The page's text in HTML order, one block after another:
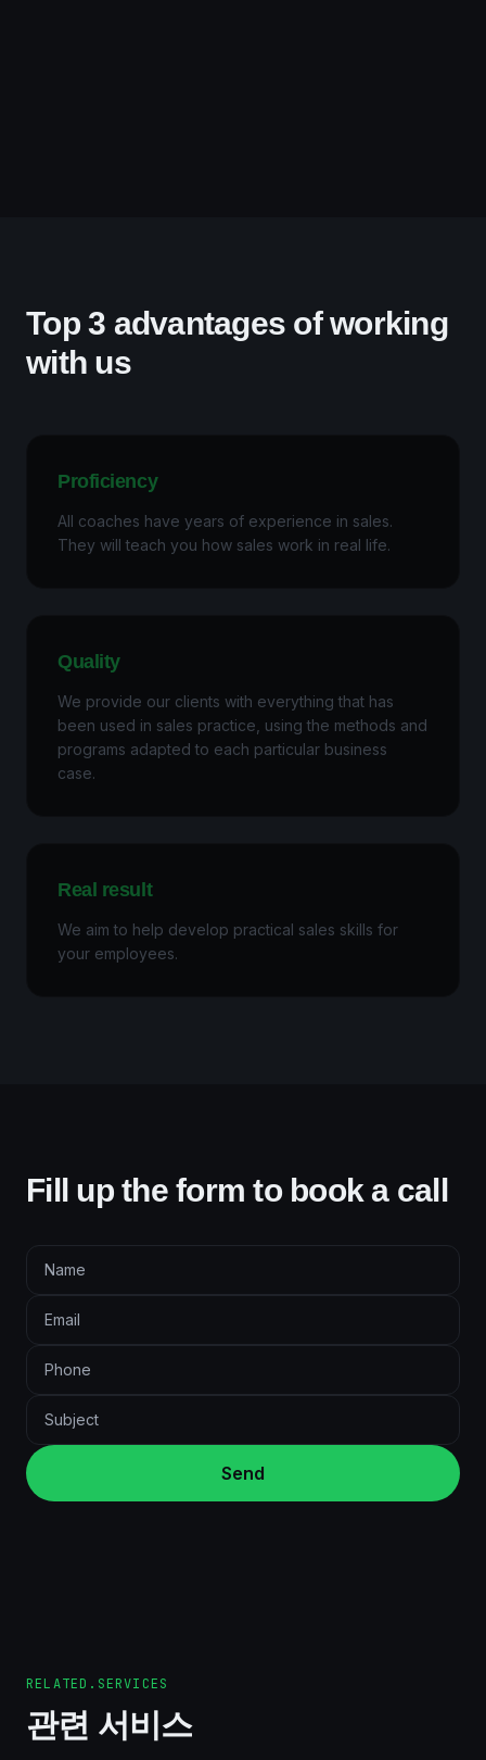
Top 3 advantages of working
with us
Proficiency
All coaches have years of experience in sales.
They will teach you how sales work in real life.
Quality
We provide our clients with everything that has
been used in sales practice, using the methods and
programs adapted to each particular business
case.
Real result
We aim to help develop practical sales skills for
your employees.
Fill up the form to book a call
Send
RELATED.SERVICES
관련 서비스